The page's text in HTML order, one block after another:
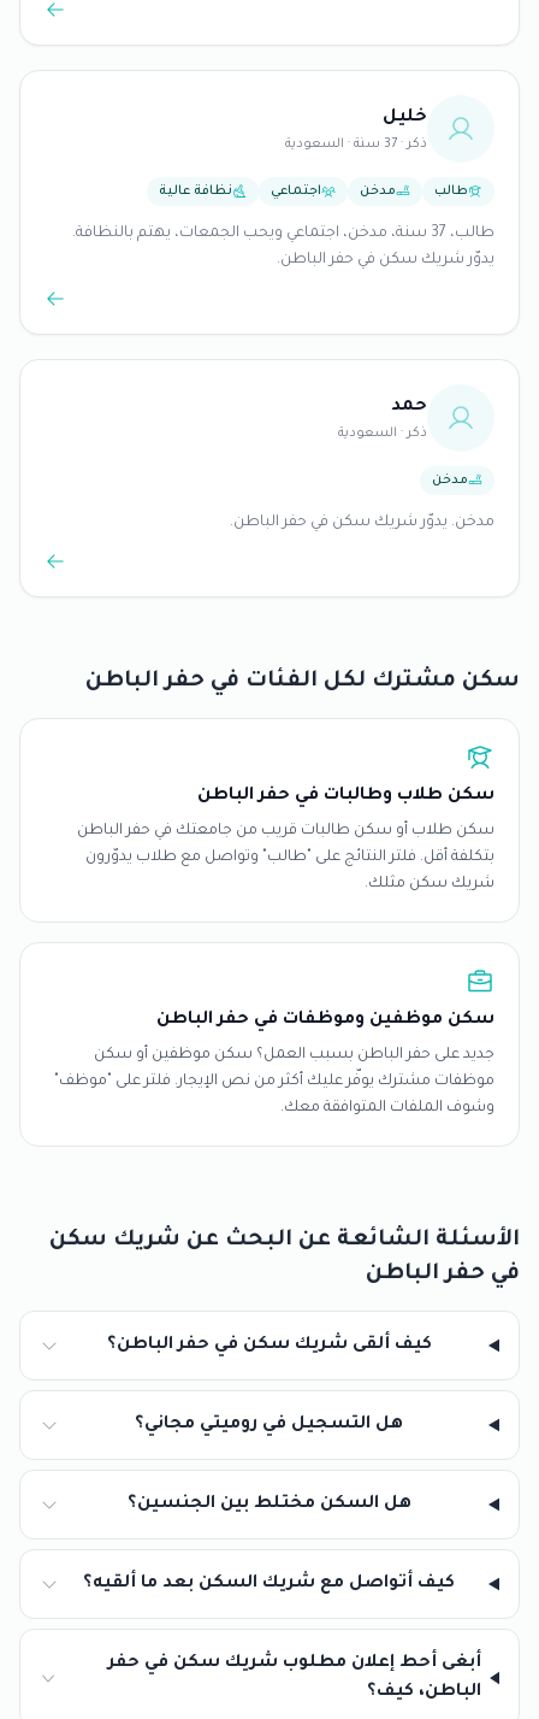
خليل
ذكر · 37 سنة · السعودية
طالب مدخن اجتماعي نظافة عالية
طالب، 37 سنة، مدخن، اجتماعي ويحب الجمعات، يهتم بالنظافة.
يدوّر شريك سكن في حفر الباطن.
حمد
ذكر · السعودية
مدخن
مدخن. يدوّر شريك سكن في حفر الباطن.
سكن مشترك لكل الفئات في حفر الباطن
سكن طلاب وطالبات في حفر الباطن
سكن طلاب أو سكن طالبات قريب من جامعتك في حفر الباطن
بتكلفة أقل. فلتر النتائج على "طالب" وتواصل مع طلاب يدوّرون
شريك سكن مثلك.
سكن موظفين وموظفات في حفر الباطن
جديد على حفر الباطن بسبب العمل؟ سكن موظفين أو سكن
موظفات مشترك يوفّر عليك أكثر من نص الإيجار. فلتر على "موظف"
وشوف الملفات المتوافقة معك.
الأسئلة الشائعة عن البحث عن شريك سكن
في حفر الباطن
كيف ألقى شريك سكن في حفر الباطن؟
هل التسجيل في روميتي مجاني؟
هل السكن مختلط بين الجنسين؟
كيف أتواصل مع شريك السكن بعد ما ألقيه؟
أبغى أحط إعلان مطلوب شريك سكن في حفر
الباطن، كيف؟